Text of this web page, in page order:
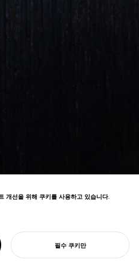
MasterPrize Award를 비롯한 다른 국제적
영예를 수상했습니다.
개선을 위해 쿠키를 사용하고 있습니다.
필수 쿠키만